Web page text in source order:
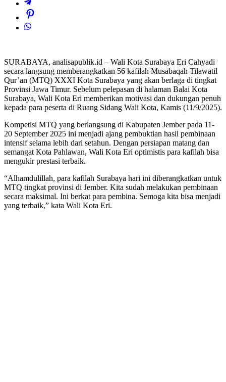
SURABAYA, analisapublik.id – Wali Kota Surabaya Eri Cahyadi
secara langsung memberangkatkan 56 kafilah Musabaqah Tilawatil
Qur’an (MTQ) XXXI Kota Surabaya yang akan berlaga di tingkat
Provinsi Jawa Timur. Sebelum pelepasan di halaman Balai Kota
Surabaya, Wali Kota Eri memberikan motivasi dan dukungan penuh
kepada para peserta di Ruang Sidang Wali Kota, Kamis (11/9/2025).
Kompetisi MTQ yang berlangsung di Kabupaten Jember pada 11-
20 September 2025 ini menjadi ajang pembuktian hasil pembinaan
intensif selama lebih dari setahun. Dengan persiapan matang dan
semangat Kota Pahlawan, Wali Kota Eri optimistis para kafilah bisa
mengukir prestasi terbaik.
“Alhamdulillah, para kafilah Surabaya hari ini diberangkatkan untuk
MTQ tingkat provinsi di Jember. Kita sudah melakukan pembinaan
secara maksimal. Ini berkat para pembina. Semoga kita bisa menjadi
yang terbaik,” kata Wali Kota Eri.